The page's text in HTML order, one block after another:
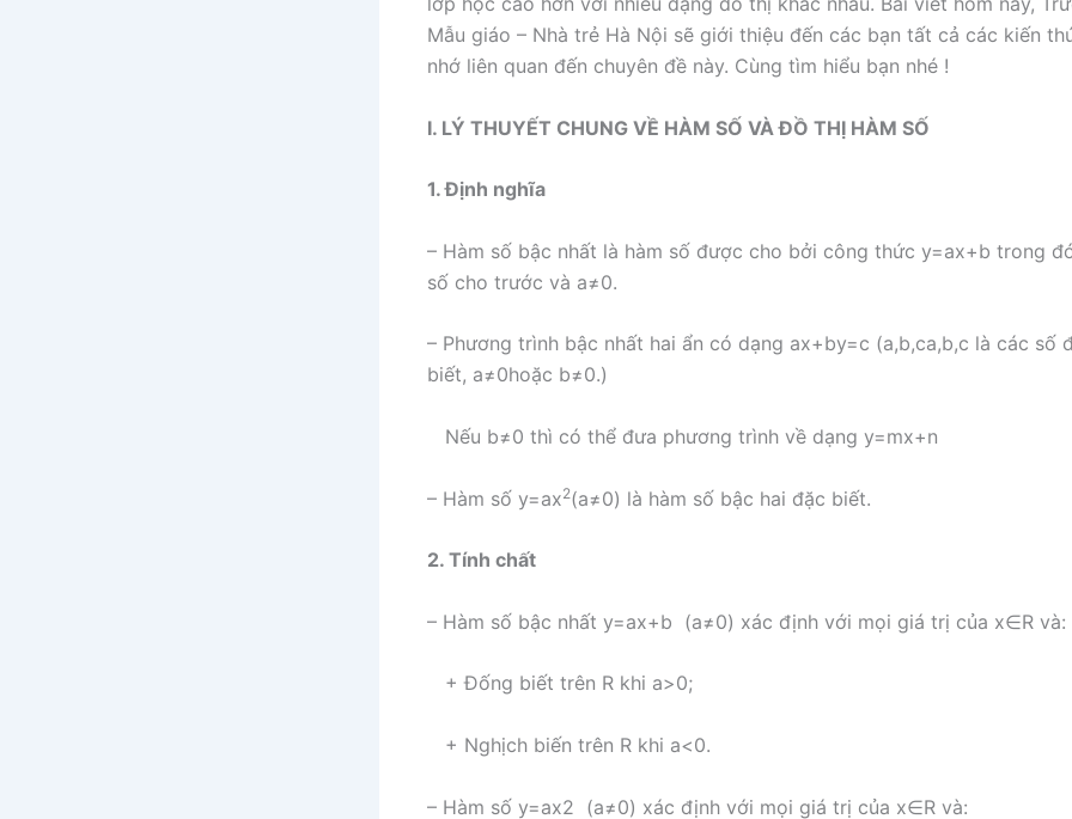
Mẫu giáo – Nhà trẻ Hà Nội sẽ giới thiệu đến các bạn tất cả các kiến
nhớ liên quan đến chuyên đề này. Cùng tìm hiểu bạn nhé !
I. LÝ THUYẾT CHUNG VỀ HÀM SỐ VÀ ĐỒ THỊ HÀM SỐ
1. Định nghĩa
– Hàm số bậc nhất là hàm số được cho bởi công thức y=ax+b trong
số cho trước và a≠0.
– Phương trình bậc nhất hai ẩn có dạng ax+by=c (a,b,ca,b,c là các số
biết, a≠0hoặc b≠0.)
Nếu b≠0 thì có thể đưa phương trình về dạng y=mx+n
– Hàm số y=ax2(a≠0) là hàm số bậc hai đặc biết.
2. Tính chất
– Hàm số bậc nhất y=ax+b (a≠0) xác định với mọi giá trị của x∈R và:
+ Đống biết trên R khi a>0;
+ Nghịch biến trên R khi a<0.
– Hàm số y=ax2 (a≠0) xác định với mọi giá trị của x∈R và: